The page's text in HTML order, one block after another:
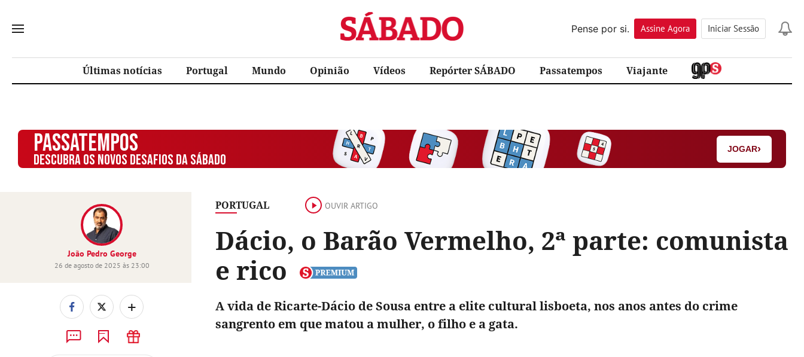
Sábado
Pense por si.
Assine Agora Iniciar Sessão
Últimas notícias Portugal Mundo Opinião Vídeos Repórter SÁBADO Passatempos Viajante
PASSATEMPOS
DESCUBRA OS NOVOS DESAFIOS DA SÁBADO
JOGAR›
PORTUGAL OUVIR ARTIGO
Dácio, o Barão Vermelho, 2ª parte: comunista
e rico
João Pedro George
26 de agosto de 2025 às 23:00
+
A vida de Ricarte-Dácio de Sousa entre a elite cultural lisboeta, nos anos antes do crime
sangrento em que matou a mulher, o filho e a gata.